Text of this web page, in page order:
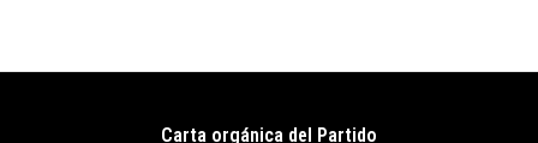
Carta orgánica del Partido